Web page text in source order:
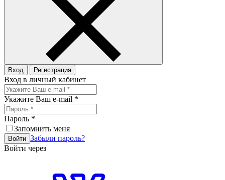
Вход Регистрация
Вход в личный кабинет
Укажите Ваш e-mail *
Пароль *
Запомнить меня
Войти Забыли пароль?
Войти через